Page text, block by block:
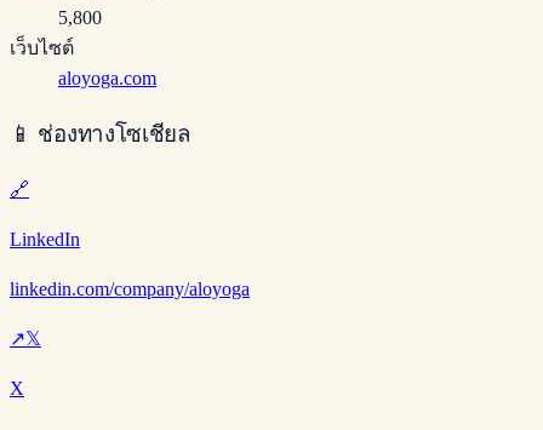
5,800
เว็บไซต์
aloyoga.com
📱 ช่องทางโซเชียล
🔗
LinkedIn
linkedin.com/company/aloyoga
↗𝕏
X